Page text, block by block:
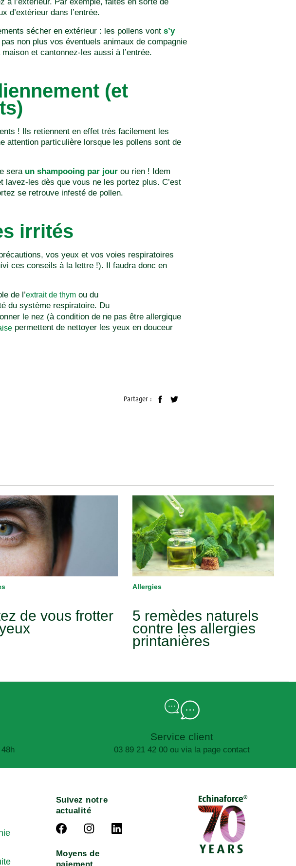
d’extérieur dans l’entrée.
sécher en extérieur : les pollens vont s’y
non plus vos éventuels animaux de compagnie
et cantonnez-les aussi à l’entrée.
(et
! Ils retiennent en effet très facilement les
attention particulière lorsque les pollens sont de
sera un shampooing par jourou rien ! Idem
les dès que vous ne les portez plus. C’est
se retrouve infesté de pollen.
irrités
vos yeux et vos voies respiratoires
ces conseils à la lettre !). Il faudra donc en
de l’extrait de thymou du
du système respiratoire. Du
le nez (à condition de ne pas être allergique
permettent de nettoyer les yeux en douceur
Partager :
de vous frotter
Allergies
5 remèdes naturels
contre les allergies
printanières
Service client
03 89 21 42 00 ou via la page contact
Suivez notre
actualité
Moyens de
paiement